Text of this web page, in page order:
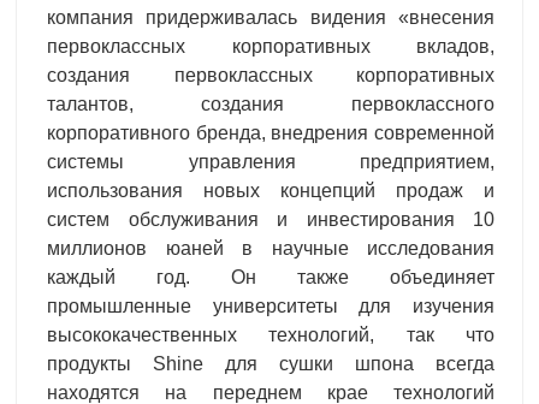
компания придерживалась видения «внесения
первоклассных корпоративных вкладов,
создания первоклассных корпоративных
талантов, создания первоклассного
корпоративного бренда, внедрения современной
системы управления предприятием,
использования новых концепций продаж и
систем обслуживания и инвестирования 10
миллионов юаней в научные исследования
каждый год. Он также объединяет
промышленные университеты для изучения
высококачественных технологий, так что
продукты Shine для сушки шпона всегда
находятся на переднем крае технологий